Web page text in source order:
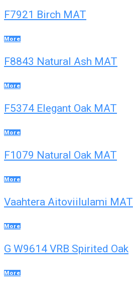
F7921 Birch MAT
More
F8843 Natural Ash MAT
More
F5374 Elegant Oak MAT
More
F1079 Natural Oak MAT
More
Vaahtera Aitoviilulami MAT
More
G W9614 VRB Spirited Oak
More